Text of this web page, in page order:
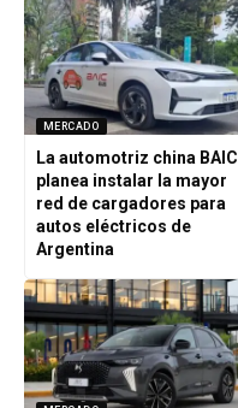
MERCADO
La automotriz china BAIC
planea instalar la mayor
red de cargadores para
autos eléctricos de
Argentina